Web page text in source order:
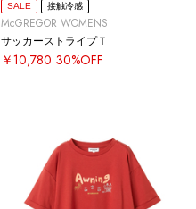
SALE 接触冷感
McGREGOR WOMENS
サッカーストライプＴ
￥10,780 30%OFF